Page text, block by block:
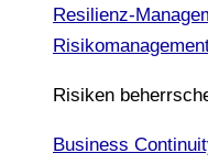
Resilienz-
Risiken
Business